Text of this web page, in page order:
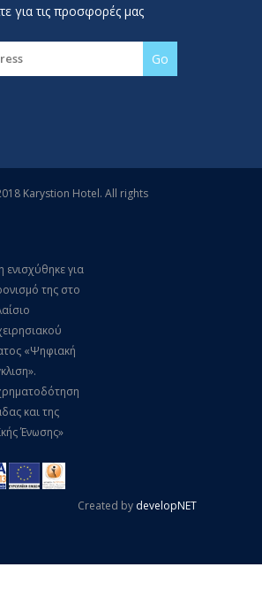
για τις προσφορές μας
Karystion Hotel. All rights
ενισχύθηκε για
της στο
«Ψηφιακή
και της
Ένωσης»
Created by developNET